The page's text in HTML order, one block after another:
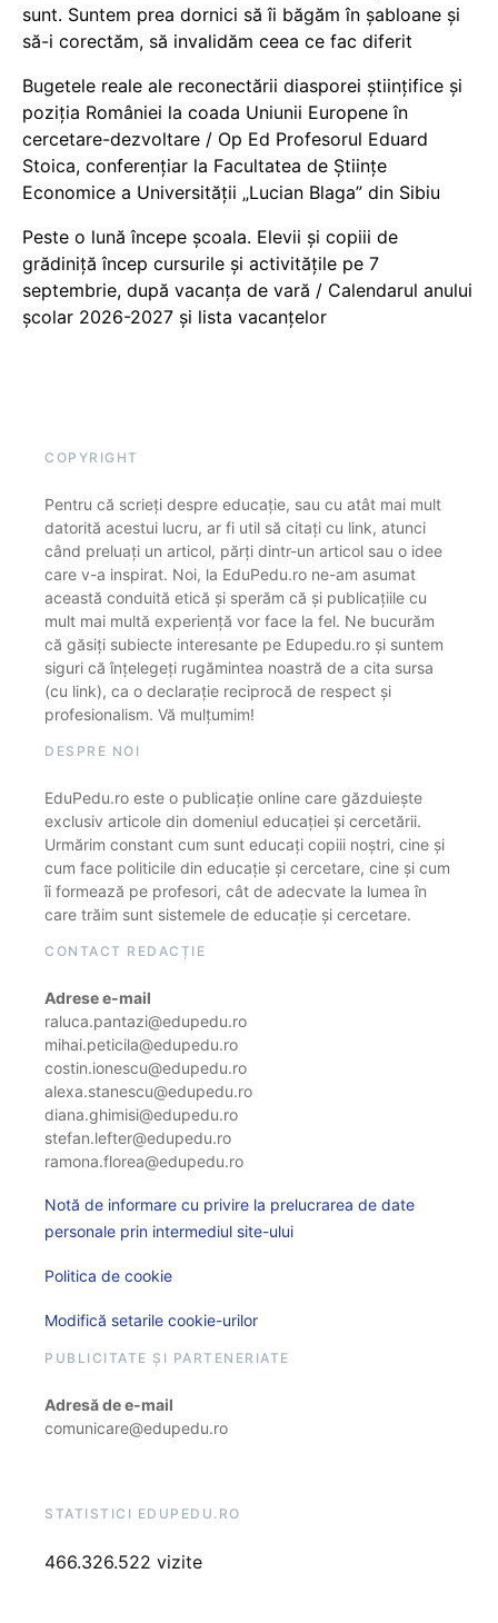
sunt. Suntem prea dornici să îi băgăm în șabloane și
să-i corectăm, să invalidăm ceea ce fac diferit
Bugetele reale ale reconectării diasporei științifice și
poziția României la coada Uniunii Europene în
cercetare-dezvoltare / Op Ed Profesorul Eduard
Stoica, conferențiar la Facultatea de Științe
Economice a Universității „Lucian Blaga” din Sibiu
Peste o lună începe școala. Elevii și copiii de
grădiniță încep cursurile și activitățile pe 7
septembrie, după vacanța de vară / Calendarul anului
școlar 2026-2027 și lista vacanțelor
COPYRIGHT
Pentru că scrieți despre educație, sau cu atât mai mult
datorită acestui lucru, ar fi util să citați cu link, atunci
când preluați un articol, părți dintr-un articol sau o idee
care v-a inspirat. Noi, la EduPedu.ro ne-am asumat
această conduită etică și sperăm că și publicațiile cu
mult mai multă experiență vor face la fel. Ne bucurăm
că găsiți subiecte interesante pe Edupedu.ro și suntem
siguri că înțelegeți rugămintea noastră de a cita sursa
(cu link), ca o declarație reciprocă de respect și
profesionalism. Vă mulțumim!
DESPRE NOI
EduPedu.ro este o publicație online care găzduiește
exclusiv articole din domeniul educației și cercetării.
Urmărim constant cum sunt educați copiii noștri, cine și
cum face politicile din educație și cercetare, cine și cum
îi formează pe profesori, cât de adecvate la lumea în
care trăim sunt sistemele de educație și cercetare.
CONTACT REDACȚIE
Adrese e-mail
raluca.pantazi@edupedu.ro
mihai.peticila@edupedu.ro
costin.ionescu@edupedu.ro
alexa.stanescu@edupedu.ro
diana.ghimisi@edupedu.ro
stefan.lefter@edupedu.ro
ramona.florea@edupedu.ro
Notă de informare cu privire la prelucrarea de date
personale prin intermediul site-ului
Politica de cookie
Modifică setarile cookie-urilor
PUBLICITATE ȘI PARTENERIATE
Adresă de e-mail
comunicare@edupedu.ro
STATISTICI EDUPEDU.RO
466.326.522 vizite